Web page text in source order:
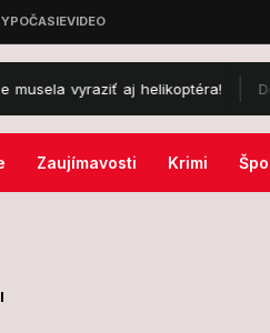
aj helikoptéra! Desivá noc na
Zaujímavosti Krimi